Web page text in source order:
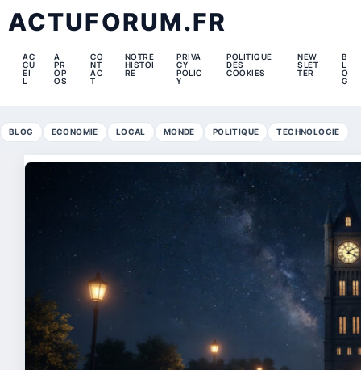
ACTUFORUM.FR
AC
CU
EI
L
A
PR
OP
OS
CO
NT
AC
T
NOTRE
HISTOI
RE
PRIVA
CY
POLIC
Y
POLITIQUE
DES
COOKIES
NEW
SLET
TER
B
L
O
G
BLOG ECONOMIE LOCAL MONDE POLITIQUE TECHNOLOGIE